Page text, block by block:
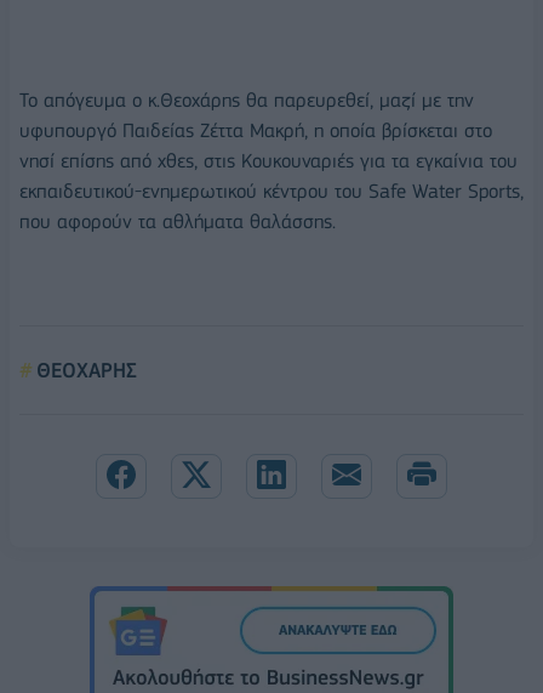
Το απόγευμα ο κ.Θεοχάρης θα παρευρεθεί, μαζί με την
υφυπουργό Παιδείας Ζέττα Μακρή, η οποία βρίσκεται στο
νησί επίσης από χθες, στις Κουκουναριές για τα εγκαίνια του
εκπαιδευτικού-ενημερωτικού κέντρου του Safe Water Sports,
που αφορούν τα αθλήματα θαλάσσης.
ΘΕΟΧΑΡΗΣ